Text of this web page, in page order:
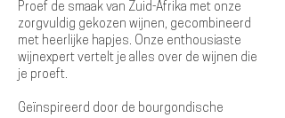
Proef de smaak van Zuid-Afrika met onze
zorgvuldig gekozen wijnen, gecombineerd
met heerlijke hapjes. Onze enthousiaste
wijnexpert vertelt je alles over de wijnen die
je proeft.
Geïnspireerd door de bourgondische